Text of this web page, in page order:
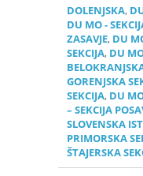
DOLENJSKA,
DU MO -
ZASAVJE, DU
SEKCIJA, DU
GORENJSKA
SEKCIJA, DU
– SEKCIJA
SLOVENSKA
PRIMORSKA
ŠTAJERSKA